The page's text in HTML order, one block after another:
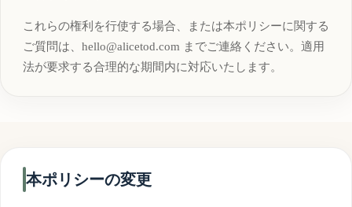
これらの権利を行使する場合、または本ポリシーに関する
ご質問は、 hello@alicetod.com までご連絡ください。適用
法が要求する合理的な期間内に対応いたします。
本ポリシーの変更